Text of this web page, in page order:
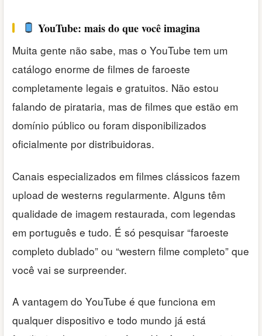
YouTube: mais do que você imagina
Muita gente não sabe, mas o YouTube tem um
catálogo enorme de filmes de faroeste
completamente legais e gratuitos. Não estou
falando de pirataria, mas de filmes que estão em
domínio público ou foram disponibilizados
oficialmente por distribuidoras.
Canais especializados em filmes clássicos fazem
upload de westerns regularmente. Alguns têm
qualidade de imagem restaurada, com legendas
em português e tudo. É só pesquisar “faroeste
completo dublado” ou “western filme completo” que
você vai se surpreender.
A vantagem do YouTube é que funciona em
qualquer dispositivo e todo mundo já está